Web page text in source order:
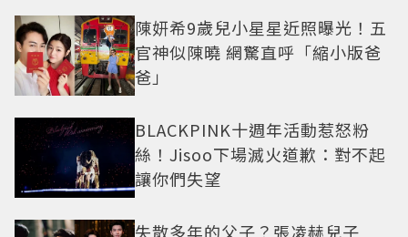
陳妍希9歲兒小星星近照曝光！五
官神似陳曉 網驚直呼「縮小版爸
爸」
BLACKPINK十週年活動惹怒粉
絲！Jisoo下場滅火道歉：對不起
讓你們失望
失散多年的父子？張凌赫兒子